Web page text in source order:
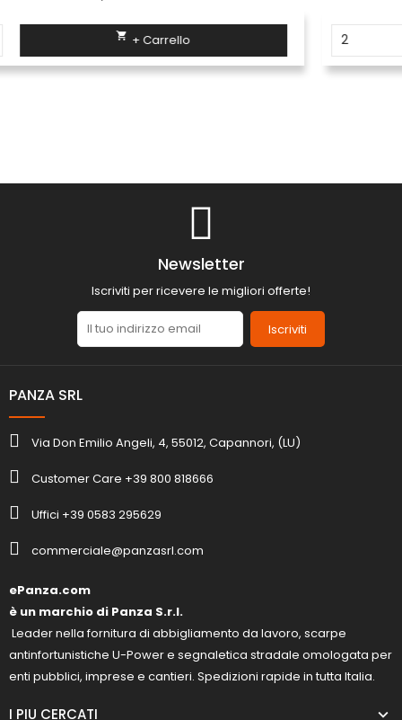
Newsletter
Iscriviti per ricevere le migliori offerte!
Iscriviti
PANZA SRL
Via Don Emilio Angeli, 4, 55012, Capannori, (LU)
Customer Care +39 800 818666
Uffici +39 0583 295629
commerciale@panzasrl.com
ePanza.com
è un marchio di Panza S.r.l.
Leader nella fornitura di abbigliamento da lavoro, scarpe
antinfortunistiche U-Power e segnaletica stradale omologata per
enti pubblici, imprese e cantieri. Spedizioni rapide in tutta Italia.
I PIU CERCATI